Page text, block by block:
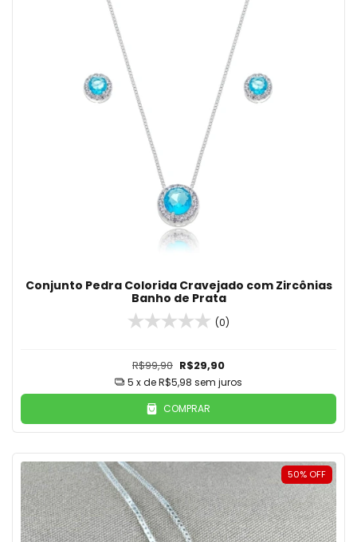
Conjunto Pedra Colorida Cravejado com Zircônias
Banho de Prata
(0)
R$99,90 R$29,90
5 x deR$5,98 sem juros
COMPRAR
50% OFF